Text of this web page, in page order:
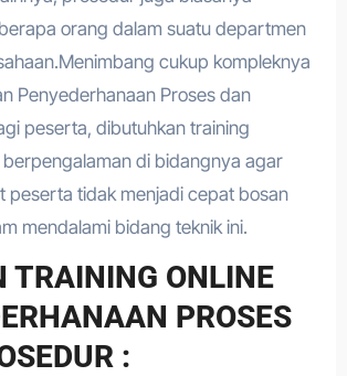
orang dalam suatu departmen
cukup kompleknya
Penyederhanaan Proses dan
peserta, dibutuhkan training
di bidangnya agar
peserta tidak menjadi cepat bosan
mendalami bidang teknik ini.
TRAINING ONLINE
PROSES
: